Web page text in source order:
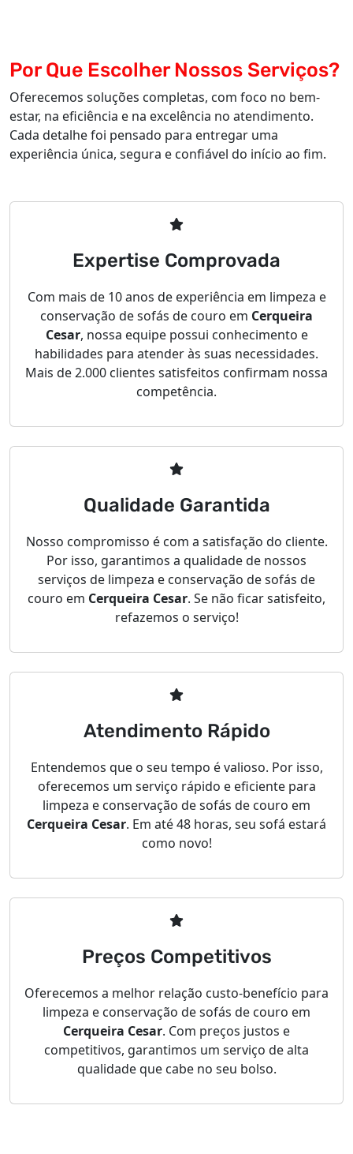
Por Que Escolher Nossos Serviços?
Oferecemos soluções completas, com foco no bem-
estar, na eficiência e na excelência no atendimento.
Cada detalhe foi pensado para entregar uma
experiência única, segura e confiável do início ao fim.
Expertise Comprovada
Com mais de 10 anos de experiência em limpeza e
conservação de sofás de couro em Cerqueira
Cesar, nossa equipe possui conhecimento e
habilidades para atender às suas necessidades.
Mais de 2.000 clientes satisfeitos confirmam nossa
competência.
Qualidade Garantida
Nosso compromisso é com a satisfação do cliente.
Por isso, garantimos a qualidade de nossos
serviços de limpeza e conservação de sofás de
couro em Cerqueira Cesar. Se não ficar satisfeito,
refazemos o serviço!
Atendimento Rápido
Entendemos que o seu tempo é valioso. Por isso,
oferecemos um serviço rápido e eficiente para
limpeza e conservação de sofás de couro em
Cerqueira Cesar. Em até 48 horas, seu sofá estará
como novo!
Preços Competitivos
Oferecemos a melhor relação custo-benefício para
limpeza e conservação de sofás de couro em
Cerqueira Cesar. Com preços justos e
competitivos, garantimos um serviço de alta
qualidade que cabe no seu bolso.